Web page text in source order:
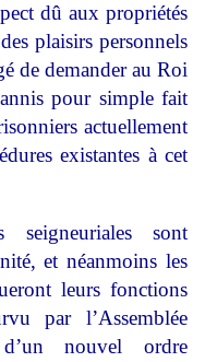
dû aux propriétés
plaisirs personnels
de demander au Roi
pour simple fait
actuellement
existantes à cet
sont
et néanmoins les
leurs fonctions
par l’Assemblée
d’un nouvel ordre